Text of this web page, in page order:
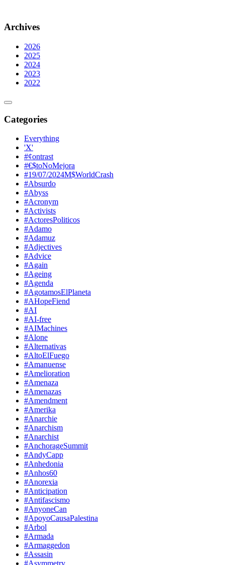
Archives
2026
2025
2024
2023
2022
Categories
Everything
'X'
#¢ontrast
#€$toNoMejora
#19/07/2024M$WorldCrash
#Absurdo
#Abyss
#Acronym
#Activists
#ActoresPoliticos
#Adamo
#Adamuz
#Adjectives
#Advice
#Again
#Ageing
#Agenda
#AgotamosElPlaneta
#AHopeFiend
#AI
#AI-free
#AIMachines
#Alone
#Alternativas
#AltoElFuego
#Amanuense
#Amelioration
#Amenaza
#Amenazas
#Amendment
#Amerika
#Anarchie
#Anarchism
#Anarchist
#AnchorageSummit
#AndyCapp
#Anhedonia
#Anhos60
#Anorexia
#Anticipation
#Antifascismo
#AnyoneCan
#ApoyoCausaPalestina
#Arbol
#Armada
#Armaggedon
#Assasin